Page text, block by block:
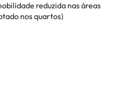
reduzida nas áreas
nos quartos)